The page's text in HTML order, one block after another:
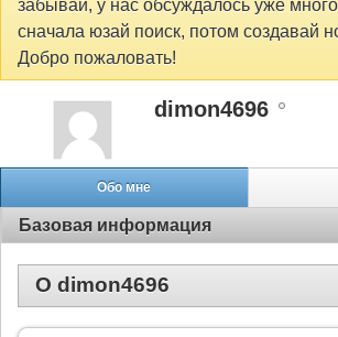
забывай, у нас обсуждалось уже
сначала юзай поиск, потом создавай
Добро пожаловать!
dimon4696
Обо мне
Базовая информация
О dimon4696